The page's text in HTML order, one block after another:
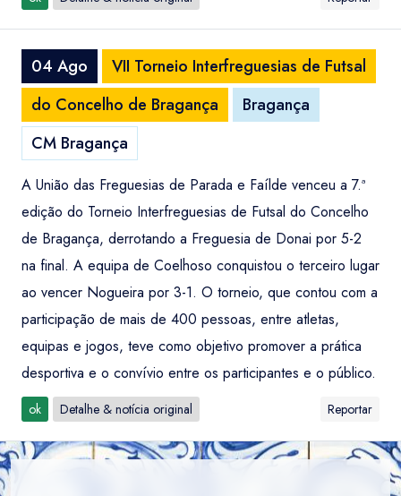
04 Ago
VII Torneio Interfreguesias de Futsal
do Concelho de Bragança
Bragança
CM Bragança
A União das Freguesias de Parada e Faílde venceu a 7.ª
edição do Torneio Interfreguesias de Futsal do Concelho
de Bragança, derrotando a Freguesia de Donai por 5-2
na final. A equipa de Coelhoso conquistou o terceiro lugar
ao vencer Nogueira por 3-1. O torneio, que contou com a
participação de mais de 400 pessoas, entre atletas,
equipas e jogos, teve como objetivo promover a prática
desportiva e o convívio entre os participantes e o público.
ok Detalhe & notícia original Reportar